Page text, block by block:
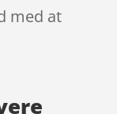
med at